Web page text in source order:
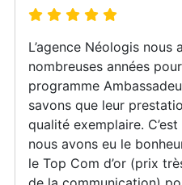
L’agence Néologis
nombreuses années
programme
savons que leur
qualité exemplaire.
nous avons eu le
le Top Com d’or (prix